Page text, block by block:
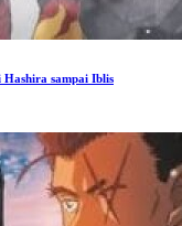
sampai Iblis